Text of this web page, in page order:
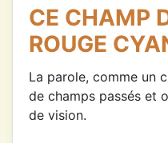
CE CHAMP
ROUGE
La parole, comme un
de champs passés et
de vision.